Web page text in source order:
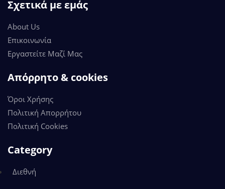
Σχετικά με εμάς
About Us
Επικοινωνία
Εργαστείτε Μαζί Μας
Απόρρητο & cookies
Όροι Χρήσης
Πολιτική Απορρήτου
Πολιτική Cookies
Category
Διεθνή